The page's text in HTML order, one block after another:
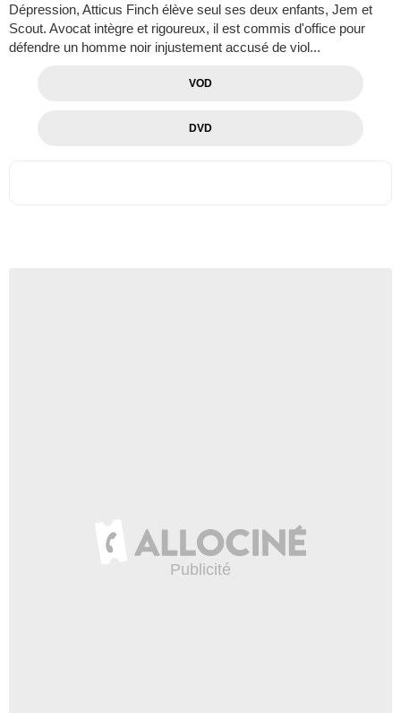
Dépression, Atticus Finch élève seul ses deux enfants, Jem et
Scout. Avocat intègre et rigoureux, il est commis d'office pour
défendre un homme noir injustement accusé de viol...
VOD
DVD